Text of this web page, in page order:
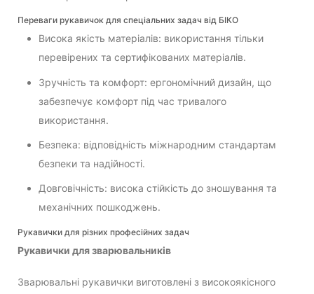
Переваги рукавичок для спеціальних задач від БІКО
Висока якість матеріалів: використання тільки
перевірених та сертифікованих матеріалів.
Зручність та комфорт: ергономічний дизайн, що
забезпечує комфорт під час тривалого
використання.
Безпека: відповідність міжнародним стандартам
безпеки та надійності.
Довговічність: висока стійкість до зношування та
механічних пошкоджень.
Рукавички для різних професійних задач
Рукавички для зварювальників
Зварювальні рукавички виготовлені з високоякісного